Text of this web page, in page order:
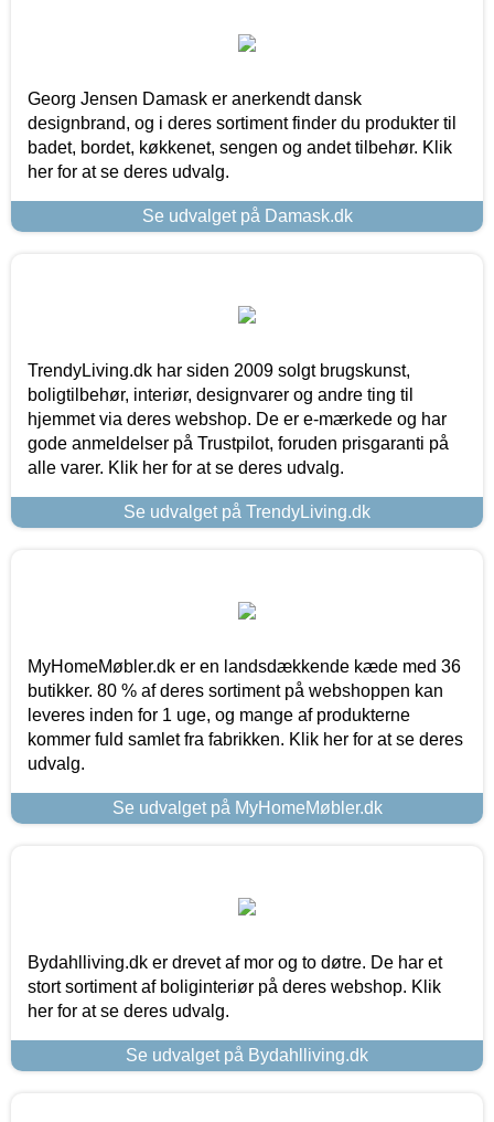
Georg Jensen Damask er anerkendt dansk
designbrand, og i deres sortiment finder du produkter til
badet, bordet, køkkenet, sengen og andet tilbehør. Klik
her for at se deres udvalg.
Se udvalget på Damask.dk
TrendyLiving.dk har siden 2009 solgt brugskunst,
boligtilbehør, interiør, designvarer og andre ting til
hjemmet via deres webshop. De er e-mærkede og har
gode anmeldelser på Trustpilot, foruden prisgaranti på
alle varer. Klik her for at se deres udvalg.
Se udvalget på TrendyLiving.dk
MyHomeMøbler.dk er en landsdækkende kæde med 36
butikker. 80 % af deres sortiment på webshoppen kan
leveres inden for 1 uge, og mange af produkterne
kommer fuld samlet fra fabrikken. Klik her for at se deres
udvalg.
Se udvalget på MyHomeMøbler.dk
Bydahlliving.dk er drevet af mor og to døtre. De har et
stort sortiment af boliginteriør på deres webshop. Klik
her for at se deres udvalg.
Se udvalget på Bydahlliving.dk